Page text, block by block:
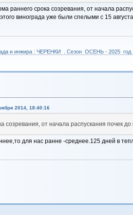
раннего срока созревания, от начала
винограда уже были спелыми с 15 августа .
и инжира : ЧЕРЕНКИ . Сезон ОСЕНЬ - 2025 год
2014, 18:40:16
от начала распускания почек
для нас ранне -среднее.125 дней в